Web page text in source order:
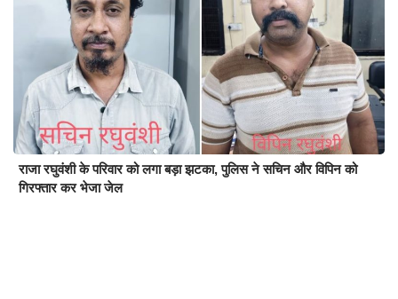
राजा रघुवंशी के परिवार को लगा बड़ा झटका, पुलिस ने सचिन और विपिन को
गिरफ्तार कर भेजा जेल